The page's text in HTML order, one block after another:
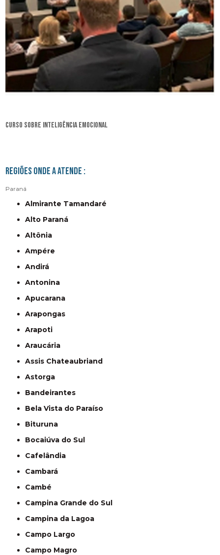
curso sobre inteligência emocional
Regiões onde a atende :
Paraná
Almirante Tamandaré
Alto Paraná
Altônia
Ampére
Andirá
Antonina
Apucarana
Arapongas
Arapoti
Araucária
Assis Chateaubriand
Astorga
Bandeirantes
Bela Vista do Paraíso
Bituruna
Bocaiúva do Sul
Cafelândia
Cambará
Cambé
Campina Grande do Sul
Campina da Lagoa
Campo Largo
Campo Magro